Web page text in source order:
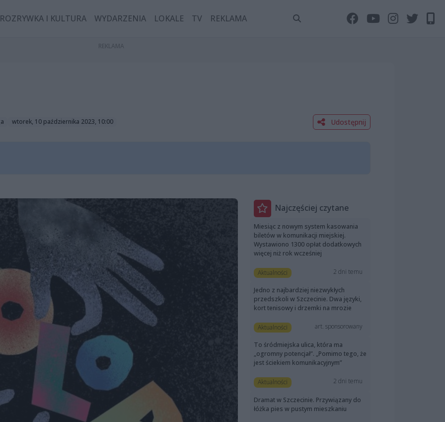
ROZRYWKA I KULTURA WYDARZENIA LOKALE TV REKLAMA
wtorek, 10 października 2023, 10:00 Udostępnij
Najczęściej czytane
Miesiąc z nowym system kasowania
biletów w komunikacji miejskiej.
Wystawiono 1300 opłat dodatkowych
więcej niż rok wcześniej
Aktualności 2 dni temu
Jedno z najbardziej niezwykłych
przedszkoli w Szczecinie. Dwa języki,
kort tenisowy i drzemki na mrozie
Aktualności art. sponsorowany
To śródmiejska ulica, która ma
„ogromny potencjał”. „Pomimo tego, że
jest ściekiem komunikacyjnym”
Aktualności 2 dni temu
Dramat w Szczecinie. Przywiązany do
łóżka pies w pustym mieszkaniu